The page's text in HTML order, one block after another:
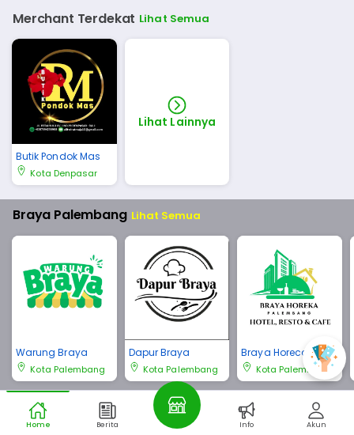
Merchant Terdekat Lihat Semua
Butik Pondok Mas
Kota Denpasar
Lihat Lainnya
Braya Palembang Lihat Semua
Warung Braya
Kota Palembang
Dapur Braya
Kota Palembang
Braya Horeca Pale
mbang
Kota Palembang
Braya Bali Lihat Semua
Home Berita Info Akun